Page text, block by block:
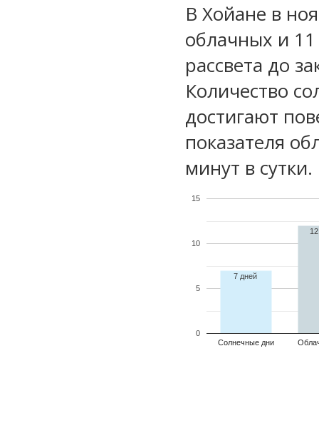
В Хойане в
облачных и
рассвета до
Количество
достигают
показателя
минут в сутки.
Солнечные дни
0
5
10
15
7 дней